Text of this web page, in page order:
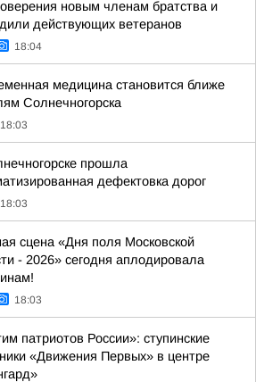
новым членам братства и
действующих ветеранов
18:04
медицина становится ближе
Солнечногорска
18:03
прошла
дефектовка дорог
18:03
сцена «Дня поля Московской
- 2026» сегодня аплодировала
18:03
патриотов России»: ступинские
«Движения Первых» в центре